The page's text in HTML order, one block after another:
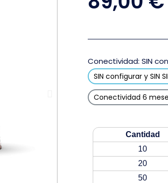
Conectividad SIN
SIN configurar y SIN
Conectividad 6
Cantidad
10
20
50